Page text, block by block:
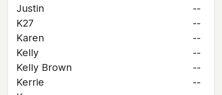
Justin
--
K27
--
Karen
--
Kelly
--
Kelly Brown
--
Kerrie
--